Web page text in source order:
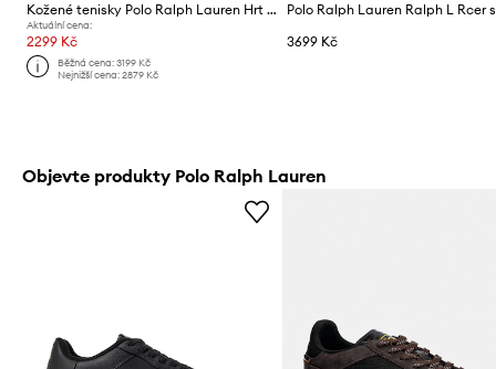
Kožené tenisky Polo Ralph Lauren Hrt Crt II
Aktuální cena:
2299 Kč
Běžná cena:3199 Kč
Nejnižší cena:2879 Kč
3699 Kč
Objevte produkty Polo Ralph Lauren